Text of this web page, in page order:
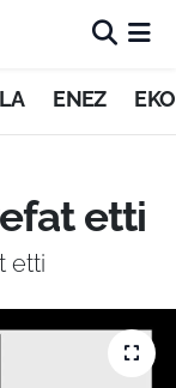
ENEZ
etti
etti